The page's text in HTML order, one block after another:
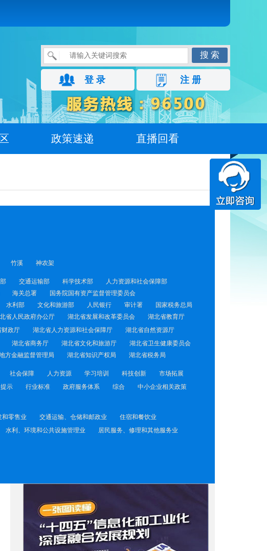
搜 索
登 录 注 册
政策速递 直播回看
竹溪 神农架
交通运输部 科学技术部
人力资源和社会保障部
海关总署
国务院国有资产监督管理委员会
水利部 文化和旅游部 人民银行 审计署
国家税务总局
省人民政府办公厅 湖北省发展和改革委员会
湖北省教育厅
财政厅 湖北省人力资源和社会保障厅
湖北省自然资源厅
湖北省商务厅 湖北省文化和旅游厅
湖北省卫生健康委员会
方金融监督管理局 湖北省知识产权局 湖北省税务局
社会保障 人力资源 学习培训 科技创新
市场拓展
示 行业标准 政府服务体系 综合
中小企业相关政策
和零售业 交通运输、仓储和邮政业
住宿和餐饮业
水利、环境和公共设施管理业
居民服务、修理和其他服务业